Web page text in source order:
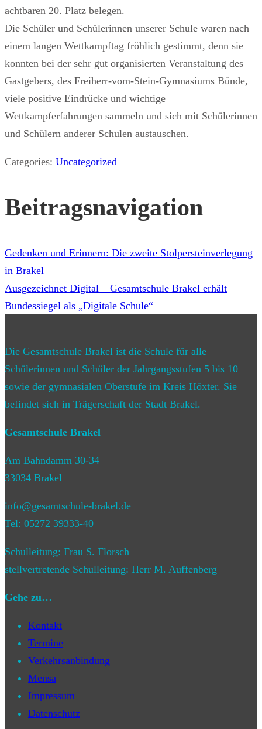
achtbaren 20. Platz belegen.
Die Schüler und Schülerinnen unserer Schule waren nach
einem langen Wettkampftag fröhlich gestimmt, denn sie
konnten bei der sehr gut organisierten Veranstaltung des
Gastgebers, des Freiherr-vom-Stein-Gymnasiums Bünde,
viele positive Eindrücke und wichtige
Wettkampferfahrungen sammeln und sich mit Schülerinnen
und Schülern anderer Schulen austauschen.
Categories: Uncategorized
Beitragsnavigation
Gedenken und Erinnern: Die zweite Stolpersteinverlegung
in Brakel
Ausgezeichnet Digital – Gesamtschule Brakel erhält
Bundessiegel als „Digitale Schule“
Die Gesamtschule Brakel ist die Schule für alle
Schülerinnen und Schüler der Jahrgangsstufen 5 bis 10
sowie der gymnasialen Oberstufe im Kreis Höxter. Sie
befindet sich in Trägerschaft der Stadt Brakel.
Gesamtschule Brakel
Am Bahndamm 30-34
33034 Brakel
info@gesamtschule-brakel.de
Tel: 05272 39333-40
Schulleitung: Frau S. Florsch
stellvertretende Schulleitung: Herr M. Auffenberg
Gehe zu…
Kontakt
Termine
Verkehrsanbindung
Mensa
Impressum
Datenschutz